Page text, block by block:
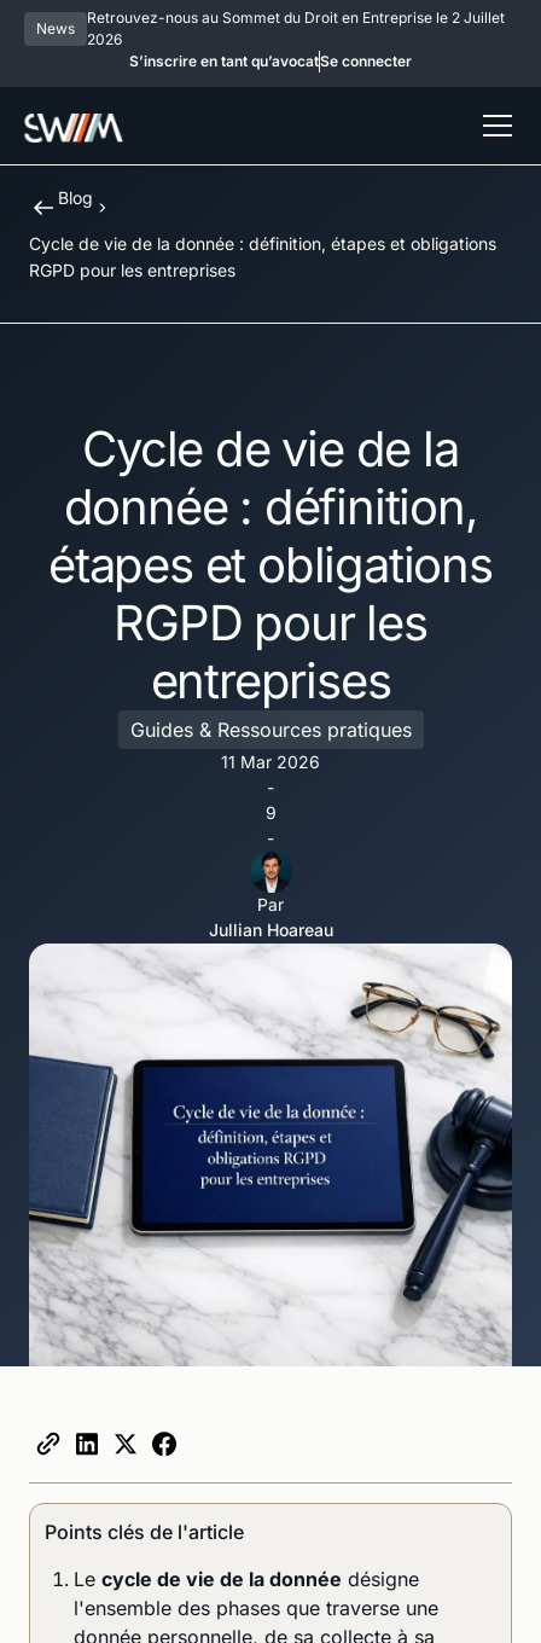
News
Retrouvez-nous au Sommet du Droit en Entreprise le 2 Juillet
2026
S’inscrire en tant qu’avocatSe connecter
Blog
Cycle de vie de la donnée : définition, étapes et obligations
RGPD pour les entreprises
Cycle de vie de la
donnée : définition,
étapes et obligations
RGPD pour les
entreprises
Guides & Ressources pratiques
11 Mar 2026
-
9
-
Par
Jullian Hoareau
Points clés de l'article
Le cycle de vie de la donnée désigne
l'ensemble des phases que traverse une
donnée personnelle, de sa collecte à sa